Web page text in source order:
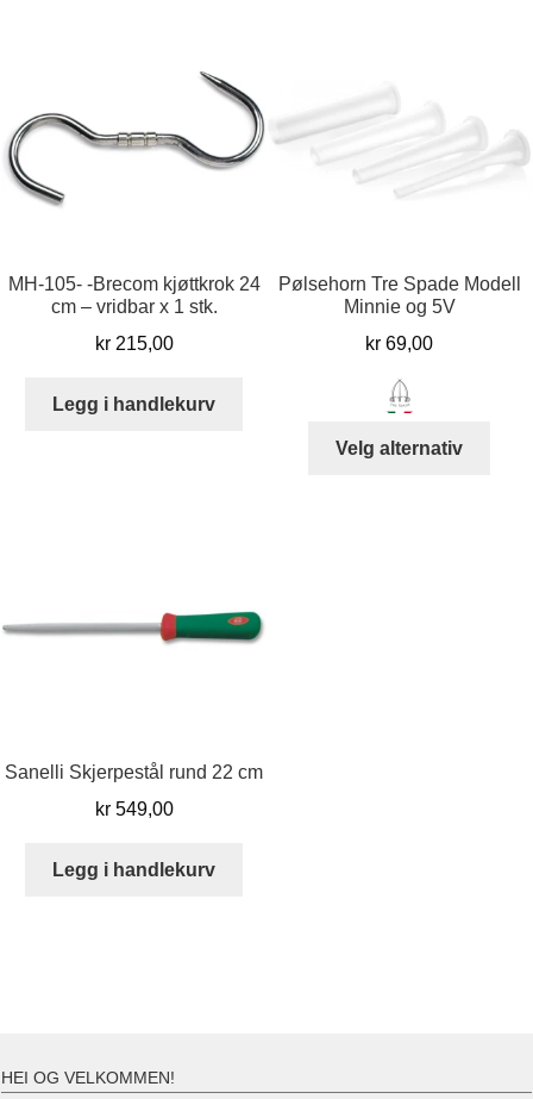
MH-105- -Brecom kjøttkrok 24
cm – vridbar x 1 stk.
kr215,00
Legg i handlekurv
Pølsehorn Tre Spade Modell
Minnie og 5V
kr 69,00
Velg alternativ
Sanelli Skjerpestål rund 22 cm
kr549,00
Legg i handlekurv
HEI OG VELKOMMEN!